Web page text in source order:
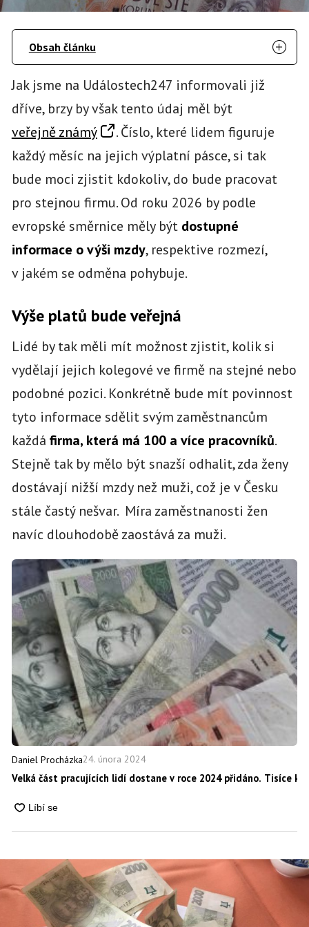
Obsah článku
Jak jsme na Událostech247 informovali již
dříve, brzy by však tento údaj měl být
veřejně známý
. Číslo, které lidem figuruje
každý měsíc na jejich výplatní pásce, si tak
bude moci zjistit kdokoliv, do bude pracovat
pro stejnou firmu. Od roku 2026 by podle
evropské směrnice měly být dostupné
informace o výši mzdy, respektive rozmezí,
v jakém se odměna pohybuje.
Výše platů bude veřejná
Lidé by tak měli mít možnost zjistit, kolik si
vydělají jejich kolegové ve firmě na stejné nebo
podobné pozici. Konkrétně bude mít povinnost
tyto informace sdělit svým zaměstnancům
každá firma, která má 100 a více pracovníků.
Stejně tak by mělo být snazší odhalit, zda ženy
dostávají nižší mzdy než muži, což je v Česku
stále častý nešvar. Míra zaměstnanosti žen
navíc dlouhodobě zaostává za muži.
Daniel Procházka24. února 2024
Velká část pracujících lidí dostane v roce 2024 přidáno. Tisíce